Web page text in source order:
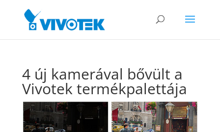
4 új kamerával bővült a
Vivotek termékpalettája